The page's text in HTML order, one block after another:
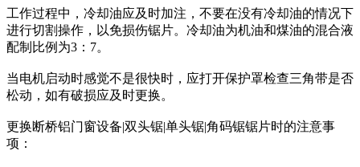
工作过程中，冷却油应及时加注，不要在没有冷却油的情况下
进行切割操作，以免损伤锯片。冷却油为机油和煤油的混合液
配制比例为3：7。
当电机启动时感觉不是很快时，应打开保护罩检查三角带是否
松动，如有破损应及时更换。
更换断桥铝门窗设备|双头锯|单头锯|角码锯锯片时的注意事
项：